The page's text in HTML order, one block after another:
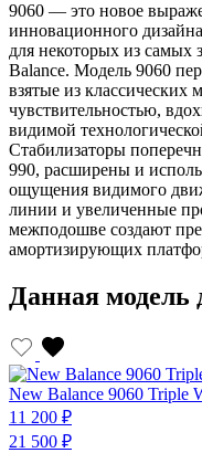
9060 — это новое
инновационного
для некоторых из самых
Balance. Модель 9060
взятые из классических
чувствительностью,
видимой
Стабилизаторы
990, расширены и
ощущения видимого
линии и увеличенные
межподошве создают
амортизирующих
Данная модель
New Balance 9060 Triple
11 200 ₽
21 500 ₽